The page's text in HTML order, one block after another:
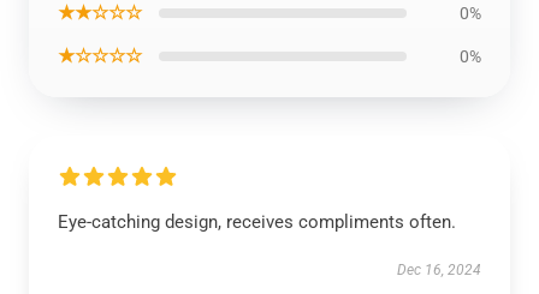
★★☆☆☆ 0%
★☆☆☆☆ 0%
Eye-catching design, receives compliments often.
Dec 16, 2024